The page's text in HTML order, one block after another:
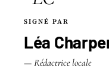
SIGNÉ PAR
Léa
— Rédactrice locale